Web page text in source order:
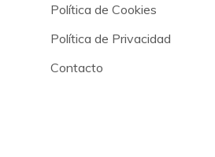
Política de Cookies
Política de Privacidad
Contacto